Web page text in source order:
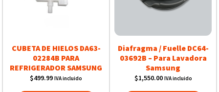
CUBETA DE HIELOS DA63-
02284B PARA
REFRIGERADOR SAMSUNG
$499.99 IVA incluido
Diafragma / Fuelle DC64-
03692B – Para Lavadora
Samsung
$1,550.00 IVA incluido